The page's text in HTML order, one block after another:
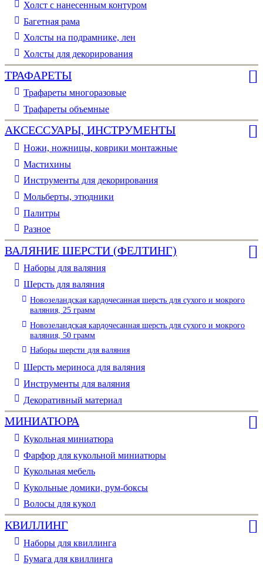
Холст с нанесенным контуром
Багетная рама
Холсты на подрамнике, лен
Холсты для декорирования
ТРАФАРЕТЫ
Трафареты многоразовые
Трафареты объемные
АКСЕССУАРЫ, ИНСТРУМЕНТЫ
Ножи, ножницы, коврики монтажные
Мастихины
Инструменты для декорирования
Мольберты, этюдники
Палитры
Разное
ВАЛЯНИЕ ШЕРСТИ (ФЕЛТИНГ)
Наборы для валяния
Шерсть для валяния
Новозеландская кардочесанная шерсть для сухого и мокрого
валяния, 25 грамм
Новозеландская кардочесанная шерсть для сухого и мокрого
валяния, 50 грамм
Наборы шерсти для валяния
Шерсть мериноса для валяния
Инструменты для валяния
Декоративный материал
МИНИАТЮРА
Кукольная миниатюра
Фарфор для кукольной миниатюры
Кукольная мебель
Кукольные домики, рум-боксы
Волосы для кукол
КВИЛЛИНГ
Наборы для квиллинга
Бумага для квиллинга